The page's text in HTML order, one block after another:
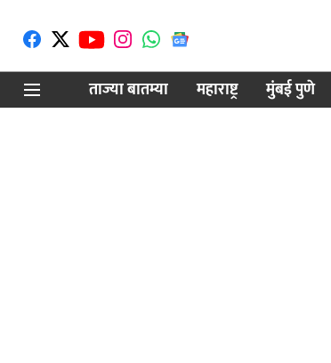
ताज्या बातम्या
महाराष्ट्र मुंबई पुणे